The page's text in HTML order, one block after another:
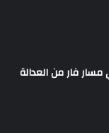
فار من العدالة